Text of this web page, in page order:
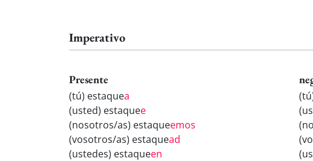
Imperativo
Presente
(tú) estaquea
(usted) estaquee
(nosotros/as) estaqueemos
(vosotros/as) estaquead
(ustedes) estaqueen